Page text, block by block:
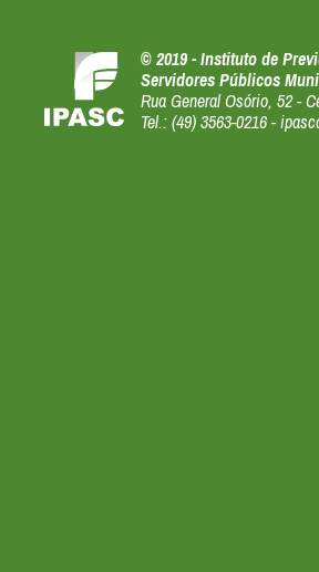
© 2019 - Instituto de
Servidores Públicos
Rua General Osório, 52 -
Tel.: (49) 3563-0216 -